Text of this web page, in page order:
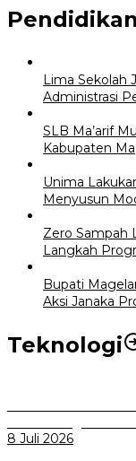
Pendidikan
Lima Sekolah
Administrasi
SLB Ma’arif
Kabupaten
Unima
Menyusun
Zero Sampah
Langkah
Bupati
Aksi Janaka
Teknologi
8 Juli 2026